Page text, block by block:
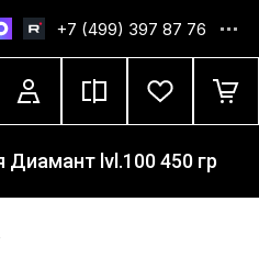
+7 (499) 397 87 76
lvl.100 450 гр